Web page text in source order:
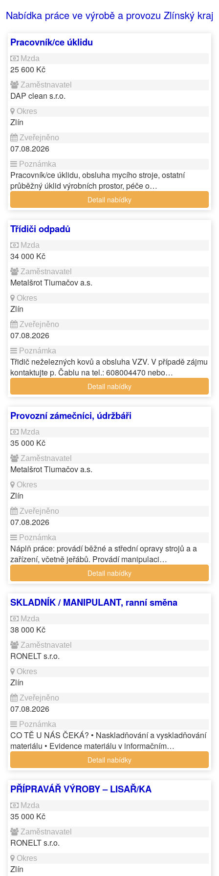
Nabídka práce ve výrobě a provozu Zlínský kraj
Pracovník/ce úklidu
25 600 Kč
DAP clean s.r.o.
Zlín
07.08.2026
Pracovník/ce úklidu, obsluha mycího stroje, ostatní
průběžný úklid výrobních prostor, péče o…
Detail nabídky
Třídiči odpadů
34 000 Kč
Metalšrot Tlumačov a.s.
Zlín
07.08.2026
Třidič neželezných kovů a obsluha VZV. V případě zájmu
kontaktujte p. Čablu na tel.: 608004470 nebo…
Detail nabídky
Provozní zámečníci, údržbáři
35 000 Kč
Metalšrot Tlumačov a.s.
Zlín
07.08.2026
Náplň práce: provádí běžné a střední opravy strojů a a
zařízení, včetně jeřábů. Provádí manipulaci…
Detail nabídky
SKLADNÍK / MANIPULANT, ranní směna
38 000 Kč
RONELT s.r.o.
Zlín
07.08.2026
CO TĚ U NÁS ČEKÁ? • Naskladňování a vyskladňování
materiálu • Evidence materiálu v informačním…
Detail nabídky
PŘÍPRAVÁŘ VÝROBY – LISAŘ/KA
35 000 Kč
RONELT s.r.o.
Zlín